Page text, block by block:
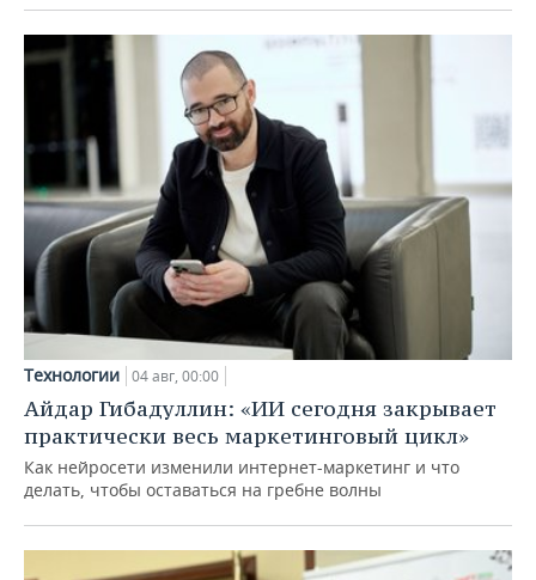
Технологии 04 авг, 00:00
Айдар Гибадуллин: «ИИ сегодня закрывает
практически весь маркетинговый цикл»
Как нейросети изменили интернет-маркетинг и что
делать, чтобы оставаться на гребне волны